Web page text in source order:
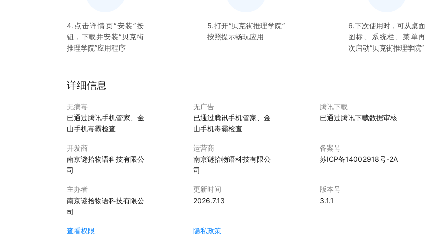
4.点击详情页“安装”按
钮，下载并安装“贝克街
推理学院”应用程序
5.打开“贝克街推理学院”
按照提示畅玩应用
6.下次使用时，可从桌面
图标、系统栏、菜单再
次启动“贝克街推理学院”
详细信息
无病毒
已通过腾讯手机管家、金
山手机毒霸检查
无广告
已通过腾讯手机管家、金
山手机毒霸检查
腾讯下载
已通过腾讯下载数据审核
开发商
南京谜拾物语科技有限公
司
运营商
南京谜拾物语科技有限公
司
备案号
苏ICP备14002918号-2A
主办者
南京谜拾物语科技有限公
司
更新时间
2026.7.13
版本号
3.1.1
查看权限 隐私政策